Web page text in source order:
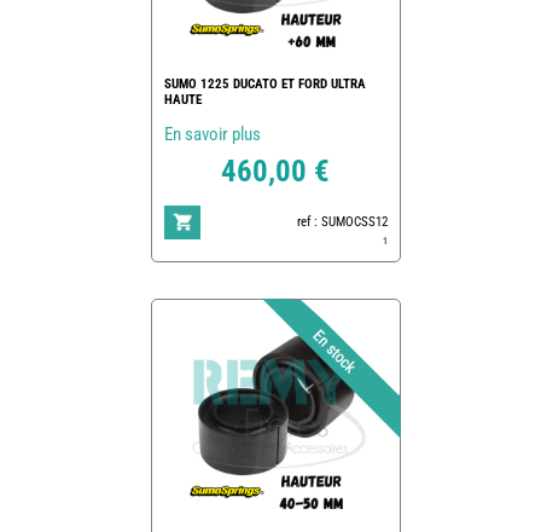
SUMO 1225 DUCATO ET FORD ULTRA
HAUTE
En savoir plus
460,00 €
ref : SUMOCSS12
1